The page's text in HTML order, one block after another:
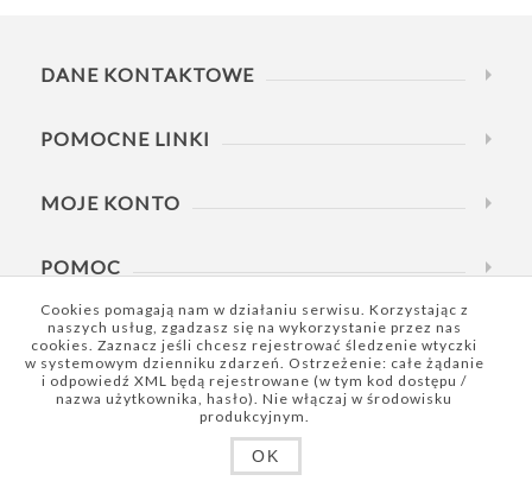
DANE KONTAKTOWE
POMOCNE LINKI
MOJE KONTO
POMOC
DZWOŃ W GODZINACH
Cookies pomagają nam w działaniu serwisu. Korzystając z
naszych usług, zgadzasz się na wykorzystanie przez nas
cookies. Zaznacz jeśli chcesz rejestrować śledzenie wtyczki
w systemowym dzienniku zdarzeń. Ostrzeżenie: całe żądanie
i odpowiedź XML będą rejestrowane (w tym kod dostępu /
nazwa użytkownika, hasło). Nie włączaj w środowisku
produkcyjnym.
OK